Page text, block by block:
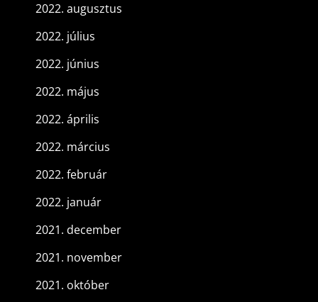
2022. augusztus
2022. július
2022. június
2022. május
2022. április
2022. március
2022. február
2022. január
2021. december
2021. november
2021. október